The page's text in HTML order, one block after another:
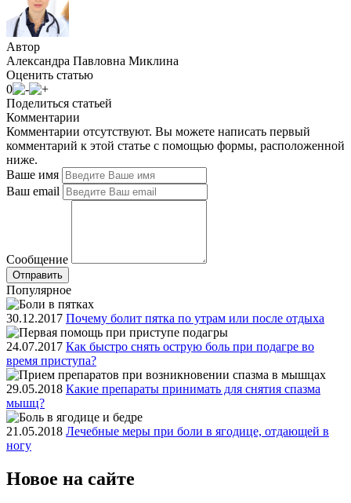
Автор
Александра Павловна Миклина
Оценить статью
0
Поделиться статьей
Комментарии
Комментарии отсутствуют. Вы можете написать первый
комментарий к этой статье с помощью формы, расположенной
ниже.
Ваше имя
Ваш email
Сообщение
Популярное
30.12.2017 Почему болит пятка по утрам или после отдыха
24.07.2017 Как быстро снять острую боль при подагре во
время приступа?
29.05.2018 Какие препараты принимать для снятия спазма
мышц?
21.05.2018 Лечебные меры при боли в ягодице, отдающей в
ногу
Новое на сайте